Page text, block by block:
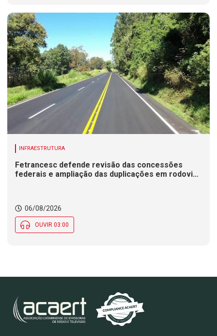
INFRAESTRUTURA
Fetrancesc defende revisão das concessões
federais e ampliação das duplicações em rodovias
06/08/2026
OUVIR 03:00